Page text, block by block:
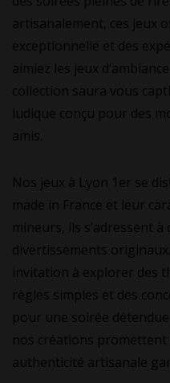
artisanalement, ces jeux
exceptionnelle et des
aimiez les jeux
collection saura vous
ludique conçu pour des
amis.
Nos jeux à Lyon 1er se
made in France et leur
mineurs, ils s’adressent
divertissements
invitation à explorer des
règles simples et des
pour une soirée
nos créations promettent
authenticité artisanale